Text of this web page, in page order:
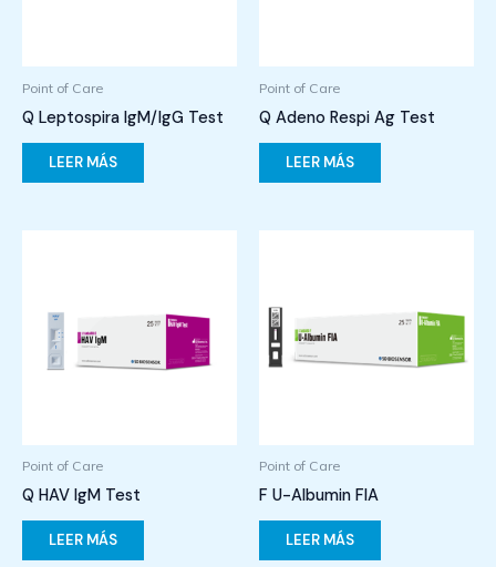
Point of Care
Q Leptospira IgM/IgG Test
LEER MÁS
Point of Care
Q Adeno Respi Ag Test
LEER MÁS
Point of Care
Q HAV IgM Test
LEER MÁS
Point of Care
F U-Albumin FIA
LEER MÁS